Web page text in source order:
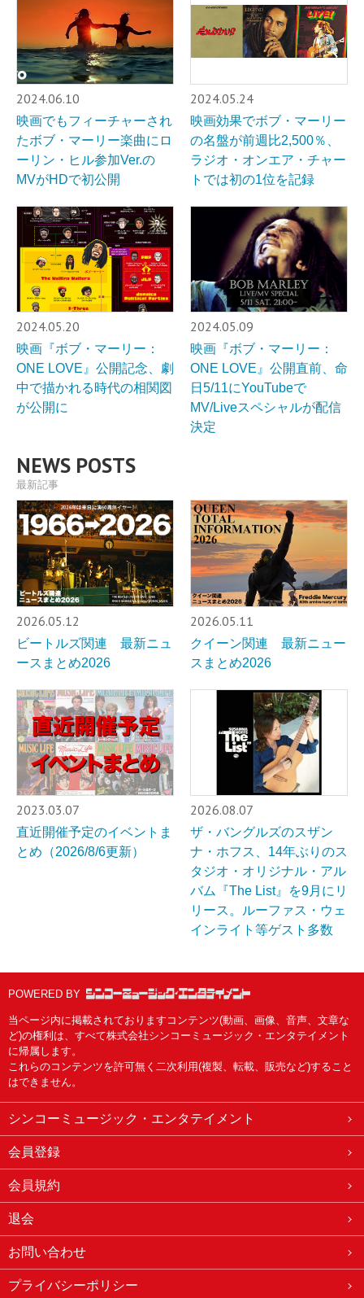
2024.06.10
映画でもフィーチャーされ
たボブ・マーリー楽曲にロ
ーリン・ヒル参加Ver.の
MVがHDで初公開
2024.05.24
映画効果でボブ・マーリー
の名盤が前週比2,500％、
ラジオ・オンエア・チャー
トでは初の1位を記録
2024.05.20
映画『ボブ・マーリー：
ONE LOVE』公開記念、劇
中で描かれる時代の相関図
が公開に
2024.05.09
映画『ボブ・マーリー：
ONE LOVE』公開直前、命
日5/11にYouTubeで
MV/Liveスペシャルが配信
決定
NEWS POSTS
最新記事
2026.05.12
ビートルズ関連 最新ニュ
ースまとめ2026
2026.05.11
クイーン関連 最新ニュー
スまとめ2026
2023.03.07
直近開催予定のイベントま
とめ（2026/8/6更新）
2026.08.07
ザ・バングルズのスザン
ナ・ホフス、14年ぶりのス
タジオ・オリジナル・アル
バム『The List』を9月にリ
リース。ルーファス・ウェ
インライト等ゲスト多数
POWERED BY
当ページ内に掲載されておりますコンテンツ(動画、画像、音声、文章な
ど)の権利は、すべて株式会社シンコーミュージック・エンタテイメント
に帰属します。
これらのコンテンツを許可無く二次利用(複製、転載、販売など)すること
はできません。
シンコーミュージック・エンタテイメント
会員登録
会員規約
退会
お問い合わせ
プライバシーポリシー